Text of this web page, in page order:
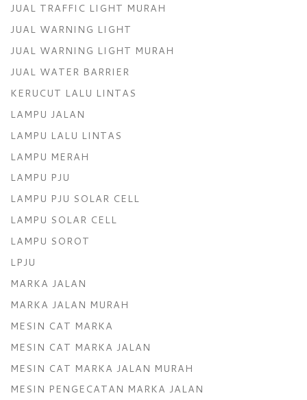
JUAL TRAFFIC LIGHT MURAH
JUAL WARNING LIGHT
JUAL WARNING LIGHT MURAH
JUAL WATER BARRIER
KERUCUT LALU LINTAS
LAMPU JALAN
LAMPU LALU LINTAS
LAMPU MERAH
LAMPU PJU
LAMPU PJU SOLAR CELL
LAMPU SOLAR CELL
LAMPU SOROT
LPJU
MARKA JALAN
MARKA JALAN MURAH
MESIN CAT MARKA
MESIN CAT MARKA JALAN
MESIN CAT MARKA JALAN MURAH
MESIN PENGECATAN MARKA JALAN